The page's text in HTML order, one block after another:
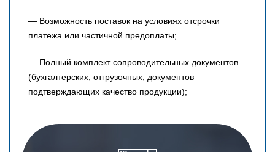
— Возможность поставок на условиях отсрочки
платежа или частичной предоплаты;
— Полный комплект сопроводительных документов
(бухгалтерских, отгрузочных, документов
подтверждающих качество продукции);